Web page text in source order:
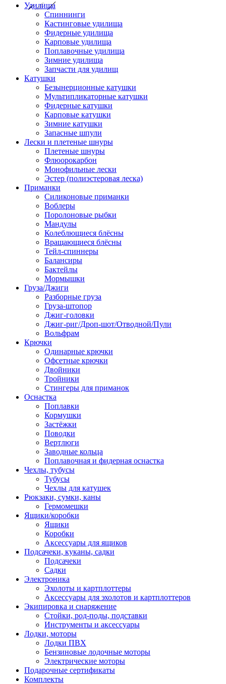
Удилища
Спиннинги
Кастинговые удилища
Фидерные удилища
Карповые удилища
Поплавочные удилища
Зимние удилища
Запчасти для удилищ
Катушки
Безынерционные катушки
Мультипликаторные катушки
Фидерные катушки
Карповые катушки
Зимние катушки
Запасные шпули
Лески и плетеные шнуры
Плетеные шнуры
Флюорокарбон
Монофильные лески
Эстер (полиэстеровая леска)
Приманки
Силиконовые приманки
Воблеры
Поролоновые рыбки
Мандулы
Колеблющиеся блёсны
Вращающиеся блёсны
Тейл-спиннеры
Балансиры
Бактейлы
Мормышки
Груза/Джиги
Разборные груза
Груза-штопор
Джиг-головки
Джиг-риг/Дроп-шот/Отводной/Пули
Вольфрам
Крючки
Одинарные крючки
Офсетные крючки
Двойники
Тройники
Стингеры для приманок
Оснастка
Поплавки
Кормушки
Застёжки
Поводки
Вертлюги
Заводные кольца
Поплавочная и фидерная оснастка
Чехлы, тубусы
Тубусы
Чехлы для катушек
Рюкзаки, сумки, каны
Гермомешки
Ящики/коробки
Ящики
Коробки
Аксессуары для ящиков
Подсачеки, куканы, садки
Подсачеки
Садки
Электроника
Эхолоты и картплоттеры
Аксессуары для эхолотов и картплоттеров
Экипировка и снаряжение
Стойки, род-поды, подставки
Инструменты и аксессуары
Лодки, моторы
Лодки ПВХ
Бензиновые лодочные моторы
Электрические моторы
Подарочные сертификаты
Комплекты